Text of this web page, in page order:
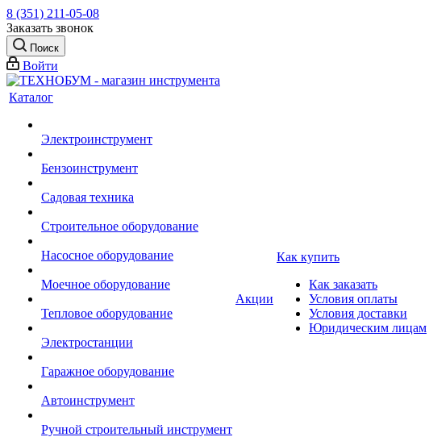
8 (351) 211-05-08
Заказать звонок
Поиск
Войти
Каталог
Электроинструмент
Бензоинструмент
Садовая техника
Строительное оборудование
Насосное оборудование
Моечное оборудование
Тепловое оборудование
Электростанции
Гаражное оборудование
Автоинструмент
Ручной строительный инструмент
Акции
Как купить
Как заказать
Условия оплаты
Условия доставки
Юридическим лицам